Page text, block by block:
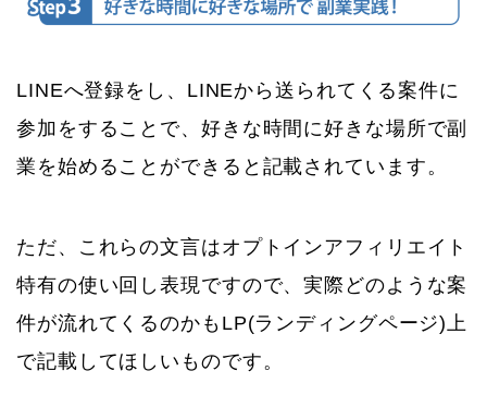
LINEへ登録をし、LINEから送られてくる案件に
参加をすることで、好きな時間に好きな場所で副
業を始めることができると記載されています。
ただ、これらの文言はオプトインアフィリエイト
特有の使い回し表現ですので、実際どのような案
件が流れてくるのかもLP(ランディングページ)上
で記載してほしいものです。